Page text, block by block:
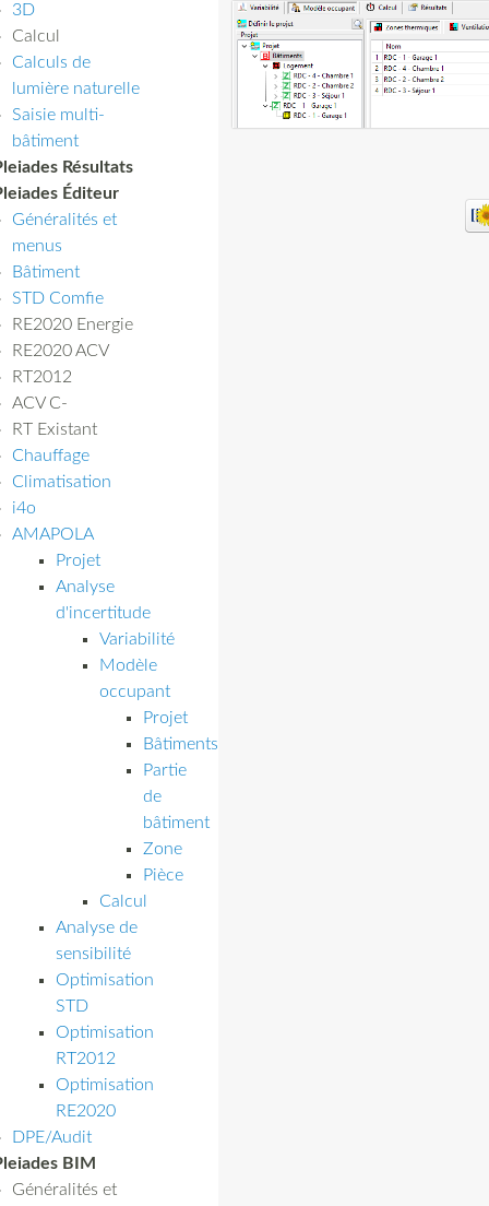
3D
Calcul
Calculs de
lumière naturelle
Saisie multi-
bâtiment
Résultats
Éditeur
Généralités et
menus
Bâtiment
STD Comfie
RE2020 Energie
RE2020 ACV
RT2012
ACV C-
RT Existant
Chauffage
Climatisation
i4o
AMAPOLA
Projet
Analyse
d'incertitude
Variabilité
Modèle
occupant
Projet
Bâtiments
Partie
de
bâtiment
Zone
Pièce
Calcul
Analyse de
sensibilité
Optimisation
STD
Optimisation
RT2012
Optimisation
RE2020
DPE/Audit
BIM
Généralités et